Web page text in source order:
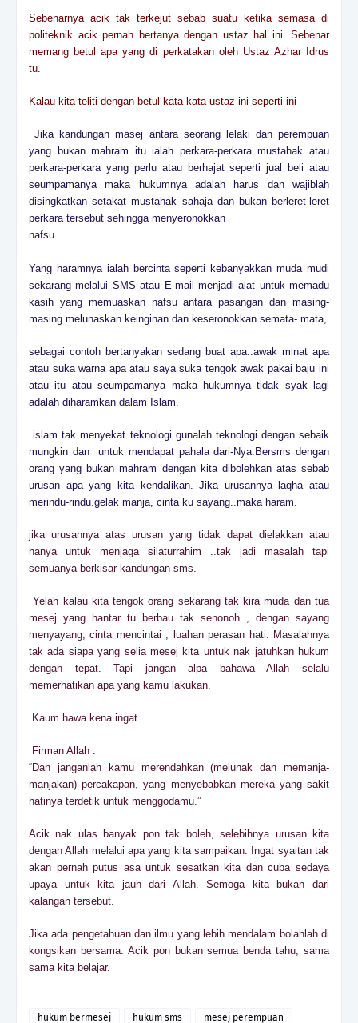
Sebenarnya acik tak terkejut sebab suatu ketika semasa di
politeknik acik pernah bertanya dengan ustaz hal ini. Sebenar
memang betul apa yang di perkatakan oleh Ustaz Azhar Idrus
tu.
Kalau kita teliti dengan betul kata kata ustaz ini seperti ini
Jika kandungan masej antara seorang lelaki dan perempuan
yang bukan mahram itu ialah perkara-perkara mustahak atau
perkara-perkara yang perlu atau berhajat seperti jual beli atau
seumpamanya maka hukumnya adalah harus dan wajiblah
disingkatkan setakat mustahak sahaja dan bukan berleret-leret
perkara tersebut sehingga menyeronokkan
nafsu.
Yang haramnya ialah bercinta seperti kebanyakkan muda mudi
sekarang melalui SMS atau E-mail menjadi alat untuk memadu
kasih yang memuaskan nafsu antara pasangan dan masing-
masing melunaskan keinginan dan keseronokkan semata- mata,
sebagai contoh bertanyakan sedang buat apa..awak minat apa
atau suka warna apa atau saya suka tengok awak pakai baju ini
atau itu atau seumpamanya maka hukumnya tidak syak lagi
adalah diharamkan dalam Islam.
islam tak menyekat teknologi gunalah teknologi dengan sebaik
mungkin dan untuk mendapat pahala dari-Nya.Bersms dengan
orang yang bukan mahram dengan kita dibolehkan atas sebab
urusan apa yang kita kendalikan. Jika urusannya laqha atau
merindu-rindu.gelak manja, cinta ku sayang..maka haram.
jika urusannya atas urusan yang tidak dapat dielakkan atau
hanya untuk menjaga silaturrahim ..tak jadi masalah tapi
semuanya berkisar kandungan sms.
Yelah kalau kita tengok orang sekarang tak kira muda dan tua
mesej yang hantar tu berbau tak senonoh , dengan sayang
menyayang, cinta mencintai , luahan perasan hati. Masalahnya
tak ada siapa yang selia mesej kita untuk nak jatuhkan hukum
dengan tepat. Tapi jangan alpa bahawa Allah selalu
memerhatikan apa yang kamu lakukan.
Kaum hawa kena ingat
Firman Allah :
“Dan janganlah kamu merendahkan (melunak dan memanja-
manjakan) percakapan, yang menyebabkan mereka yang sakit
hatinya terdetik untuk menggodamu.”
Acik nak ulas banyak pon tak boleh, selebihnya urusan kita
dengan Allah melalui apa yang kita sampaikan. Ingat syaitan tak
akan pernah putus asa untuk sesatkan kita dan cuba sedaya
upaya untuk kita jauh dari Allah. Semoga kita bukan dari
kalangan tersebut.
Jika ada pengetahuan dan ilmu yang lebih mendalam bolahlah di
kongsikan bersama. Acik pon bukan semua benda tahu, sama
sama kita belajar.
hukum bermesej hukum sms mesej perempuan